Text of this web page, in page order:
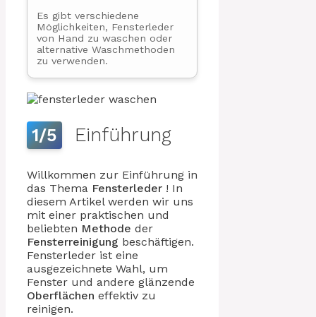
Es gibt verschiedene
Möglichkeiten, Fensterleder
von Hand zu waschen oder
alternative Waschmethoden
zu verwenden.
1/5 Einführung
Willkommen zur Einführung in
das Thema Fensterleder ! In
diesem Artikel werden wir uns
mit einer praktischen und
beliebten Methode der
Fensterreinigung beschäftigen.
Fensterleder ist eine
ausgezeichnete Wahl, um
Fenster und andere glänzende
Oberflächen effektiv zu
reinigen.